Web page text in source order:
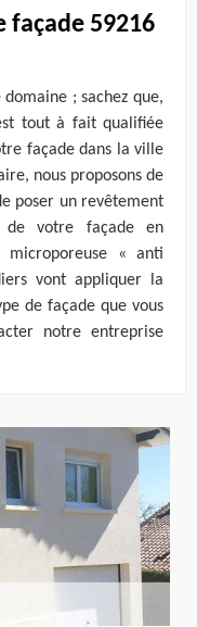
façade 59216
; sachez que,
tout à fait qualifiée
façade dans la ville
nous proposons de
poser un revêtement
de votre façade en
microporeuse « anti
vont appliquer la
de façade que vous
notre entreprise